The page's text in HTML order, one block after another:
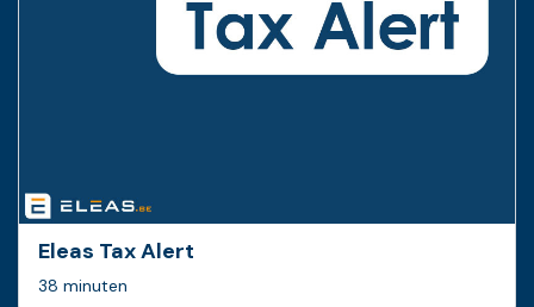
Eleas Tax Alert
38 minuten